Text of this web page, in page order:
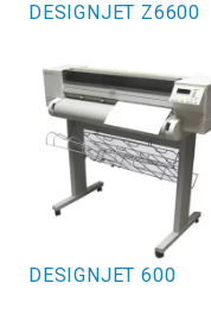
DESIGNJET Z6600
DESIGNJET 600